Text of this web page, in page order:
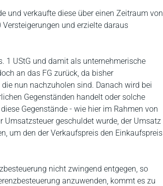
und verkaufte diese über einen Zeitraum von
und erzielte daraus
1 UStG und damit als unternehmerische
an das FG zurück, da bisher
nun nachzuholen sind. Danach wird bei
Gegenständen handelt oder solche
Gegenstände - wie hier im Rahmen von
geschuldet wurde, der Umsatz
um den der Verkaufspreis den Einkaufspreis
nicht zwingend entgegen, so
anzuwenden, kommt es zu